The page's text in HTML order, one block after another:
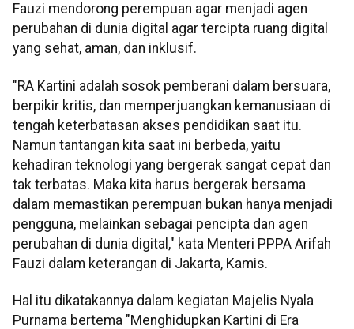
Fauzi mendorong perempuan agar menjadi agen
perubahan di dunia digital agar tercipta ruang digital
yang sehat, aman, dan inklusif.
"RA Kartini adalah sosok pemberani dalam bersuara,
berpikir kritis, dan memperjuangkan kemanusiaan di
tengah keterbatasan akses pendidikan saat itu.
Namun tantangan kita saat ini berbeda, yaitu
kehadiran teknologi yang bergerak sangat cepat dan
tak terbatas. Maka kita harus bergerak bersama
dalam memastikan perempuan bukan hanya menjadi
pengguna, melainkan sebagai pencipta dan agen
perubahan di dunia digital," kata Menteri PPPA Arifah
Fauzi dalam keterangan di Jakarta, Kamis.
Hal itu dikatakannya dalam kegiatan Majelis Nyala
Purnama bertema "Menghidupkan Kartini di Era